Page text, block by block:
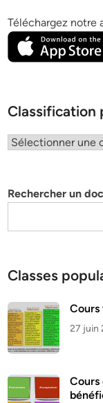
Téléchargez notre
Classification
Classification
Rechercher un
Classes
27 juin